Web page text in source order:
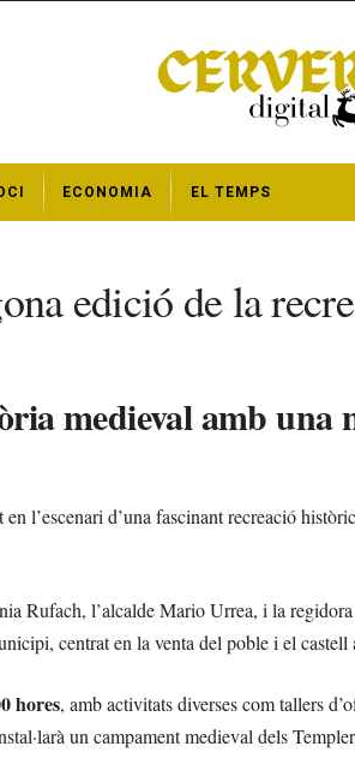
ECONOMIA EL TEMPS
edició de la
medieval amb una
l’escenari d’una fascinant recreació
Rufach, l’alcalde Mario Urrea, i la
centrat en la venta del poble i el castell
hores, amb activitats diverses com tallers
un campament medieval dels